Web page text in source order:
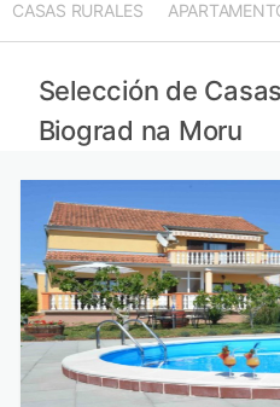
Casas rurales en Vir provincia
Casas rurales en Rogoznica
Casas rurales en Čiovo provincia
CASAS RURALES
Selección de
Biograd na Moru